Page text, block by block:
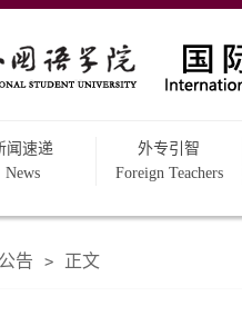
闻速递
News
外专引智
Foreign Teachers
告 > 正文